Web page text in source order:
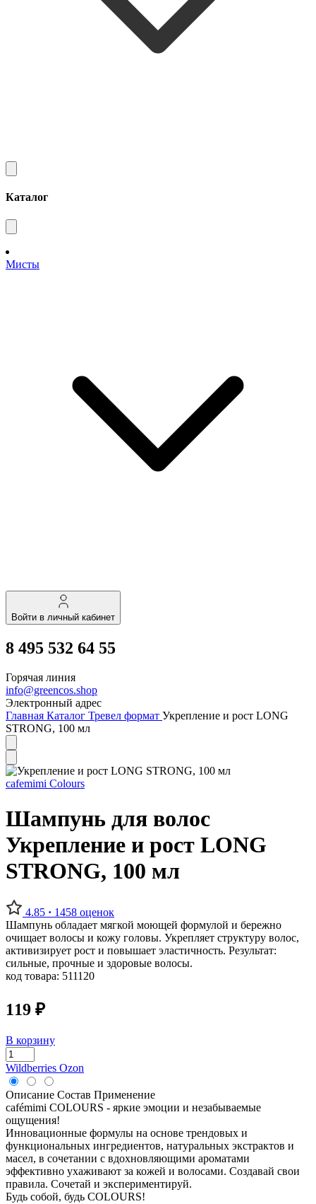
Каталог
Мисты
Войти в личный кабинет
8 495 532 64 55
Горячая линия
info@greencos.shop
Электронный адрес
Главная Каталог Тревел формат Укрепление и рост LONG
STRONG, 100 мл
cafemimi Colours
Шампунь для волос
Укрепление и рост LONG
STRONG, 100 мл
4.85 · 1458 оценок
Шампунь обладает мягкой моющей формулой и бережно
очищает волосы и кожу головы. Укрепляет структуру волос,
активизирует рост и повышает эластичность. Результат:
сильные, прочные и здоровые волосы.
код товара: 511120
119 ₽
В корзину
Wildberries Ozon
Описание Состав Применение
cafémimi COLOURS - яркие эмоции и незабываемые
ощущения!
Инновационные формулы на основе трендовых и
функциональных ингредиентов, натуральных экстрактов и
масел, в сочетании с вдохновляющими ароматами
эффективно ухаживают за кожей и волосами. Создавай свои
правила. Сочетай и экспериментируй.
Будь собой, будь COLOURS!